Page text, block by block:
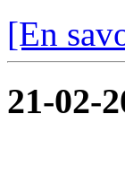
[En
21-02-